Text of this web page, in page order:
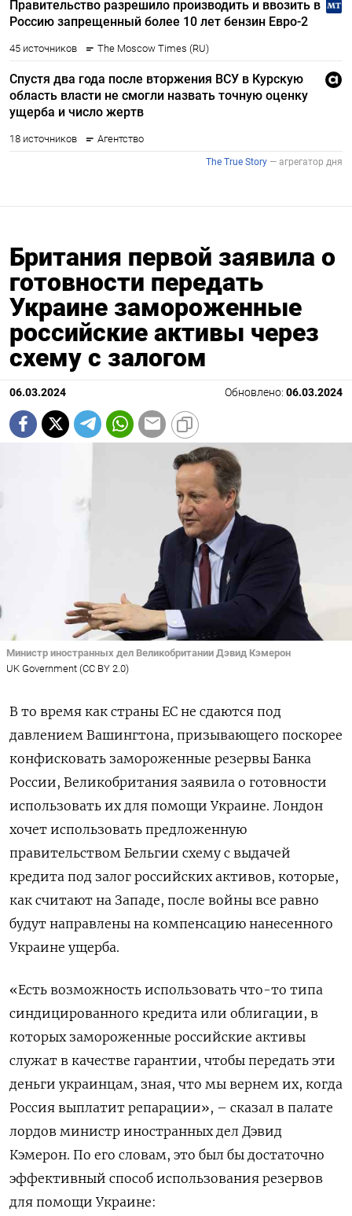
Британия первой заявила о
готовности передать
Украине замороженные
российские активы через
схему с залогом
06.03.2024 Обновлено: 06.03.2024
Министр иностранных дел Великобритании Дэвид Кэмерон
UK Government (CC BY 2.0)
В то время как страны ЕС не сдаются под
давлением Вашингтона, призывающего поскорее
конфисковать замороженные резервы Банка
России, Великобритания заявила о готовности
использовать их для помощи Украине. Лондон
хочет использовать предложенную
правительством Бельгии схему с выдачей
кредита под залог российских активов, которые,
как считают на Западе, после войны все равно
будут направлены на компенсацию нанесенного
Украине ущерба.
«Есть возможность использовать что-то типа
синдицированного кредита или облигации, в
которых замороженные российские активы
служат в качестве гарантии, чтобы передать эти
деньги украинцам, зная, что мы вернем их, когда
Россия выплатит репарации», – сказал в палате
лордов министр иностранных дел Дэвид
Кэмерон. По его словам, это был бы достаточно
эффективный способ использования резервов
для помощи Украине: